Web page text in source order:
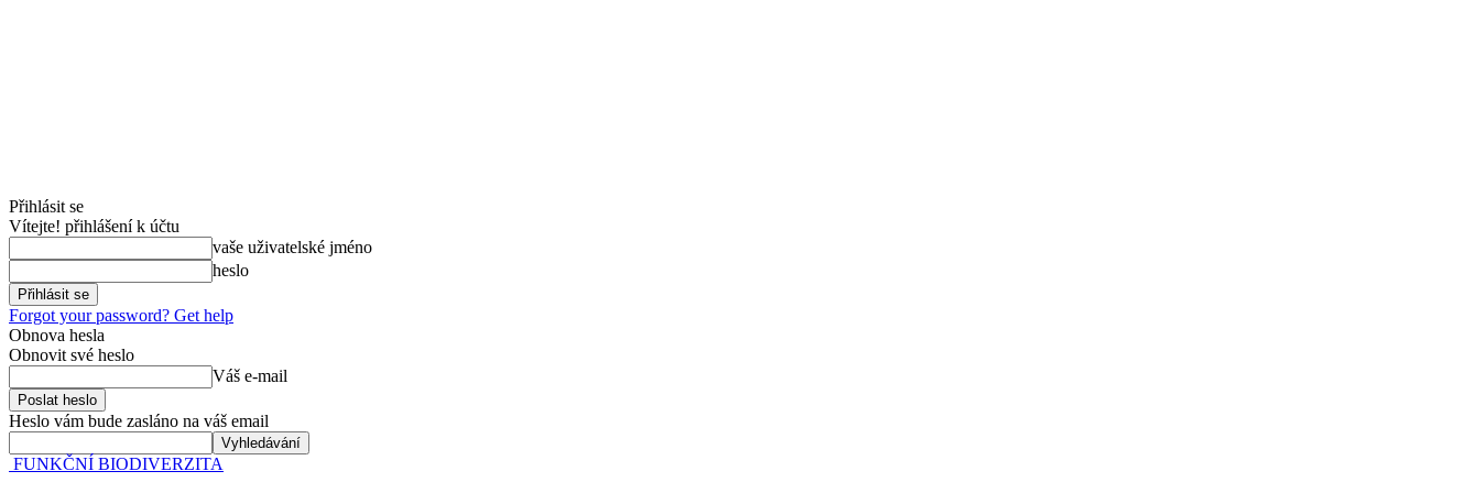
Přihlásit se
Vítejte! přihlášení k účtu
vaše uživatelské jméno
heslo
Forgot your password? Get help
Obnova hesla
Obnovit své heslo
Váš e-mail
Heslo vám bude zasláno na váš email
FUNKČNÍ BIODIVERZITA